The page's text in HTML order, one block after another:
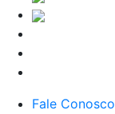
Fale Conosco